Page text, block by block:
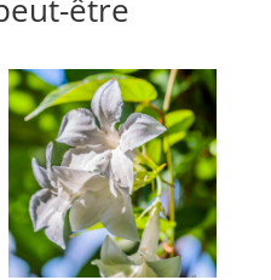
être